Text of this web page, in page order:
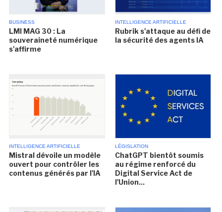
BUSINESS
LMI MAG 30 : La
souveraineté numérique
s'affirme
INTELLIGENCE ARTIFICIELLE
Rubrik s'attaque au défi de
la sécurité des agents IA
INTELLIGENCE ARTIFICIELLE
Mistral dévoile un modèle
ouvert pour contrôler les
contenus générés par l'IA
LÉGISLATION
ChatGPT bientôt soumis
au régime renforcé du
Digital Service Act de
l'Union...